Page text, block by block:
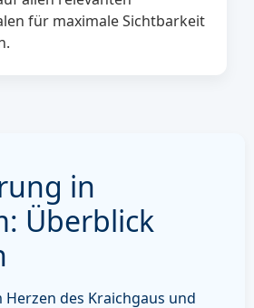
für maximale Sichtbarkeit
in
Überblick
des Kraichgaus und